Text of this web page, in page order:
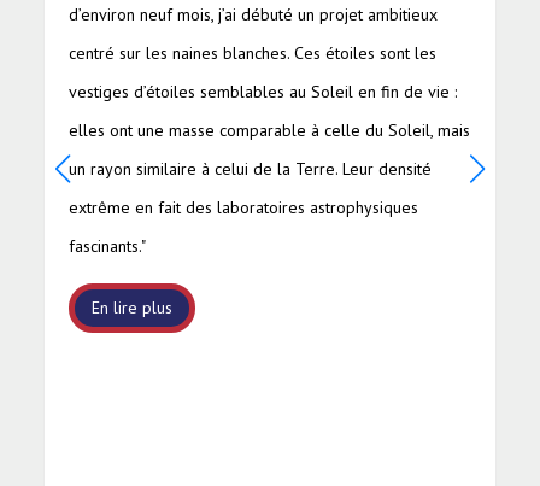
d’environ neuf mois, j’ai débuté un projet ambitieux
centré sur les naines blanches. Ces étoiles sont les
vestiges d’étoiles semblables au Soleil en fin de vie :
elles ont une masse comparable à celle du Soleil, mais
un rayon similaire à celui de la Terre. Leur densité
extrême en fait des laboratoires astrophysiques
fascinants."
En lire plus